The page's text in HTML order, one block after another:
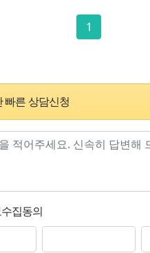
빠른 상담신청
집동의
1